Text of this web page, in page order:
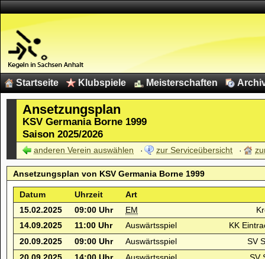
Startseite Klubspiele Meisterschaften
Ansetzungsplan
KSV Germania Borne 1999
Saison 2025/2026
anderen Verein auswählen zur Serviceübersicht
Ansetzungsplan von KSV Germania Borne 1999
Datum Uhrzeit
Art
15.02.2025
09:00 Uhr EM
14.09.2025
11:00 Uhr Auswärtsspiel
KK
20.09.2025
09:00 Uhr Auswärtsspiel
SV
20.09.2025
14:00 Uhr Auswärtsspiel
SV